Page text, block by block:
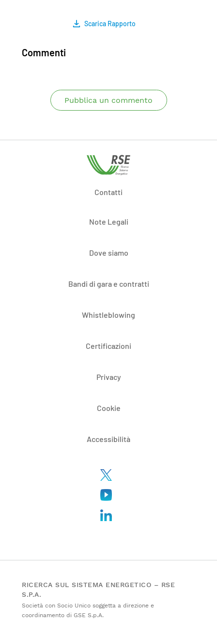
Scarica Rapporto
Commenti
Pubblica un commento
Contatti
Note Legali
Dove siamo
Bandi di gara e contratti
Whistleblowing
Certificazioni
Privacy
Cookie
Accessibilità
RICERCA SUL SISTEMA ENERGETICO – RSE
S.P.A.
Società con Socio Unico soggetta a direzione e
coordinamento di GSE S.p.A.